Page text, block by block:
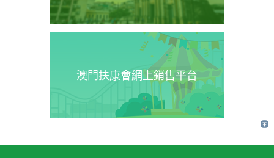
澳門扶康會網上銷售平台